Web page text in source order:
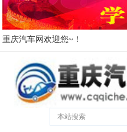
重庆汽车网欢迎您~！